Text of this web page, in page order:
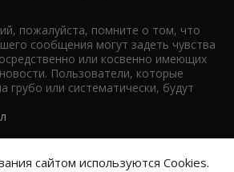
пожалуйста, помните о том, что
сообщения могут задеть чувства
или косвенно имеющих
Пользователи, которые
грубо или систематически, будут
сайтом используются Cookies.